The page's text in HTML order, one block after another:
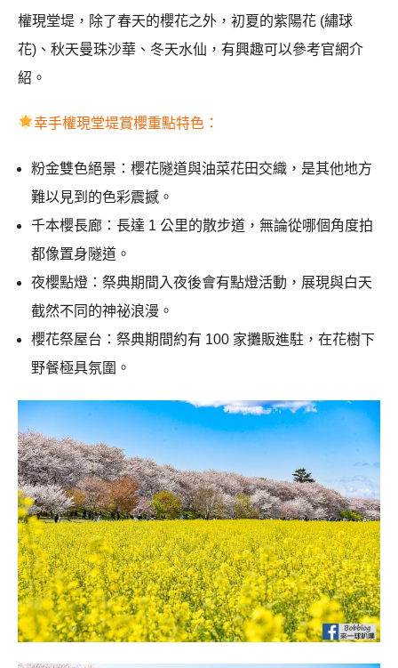
權現堂堤，除了春天的櫻花之外，初夏的紫陽花 (繡球
花)、秋天曼珠沙華、冬天水仙，有興趣可以參考官網介
紹。
幸手權現堂堤賞櫻重點特色：
粉金雙色絕景：櫻花隧道與油菜花田交織，是其他地方
難以見到的色彩震撼。
千本櫻長廊：長達 1 公里的散步道，無論從哪個角度拍
都像置身隧道。
夜櫻點燈：祭典期間入夜後會有點燈活動，展現與白天
截然不同的神祕浪漫。
櫻花祭屋台：祭典期間約有 100 家攤販進駐，在花樹下
野餐極具氛圍。